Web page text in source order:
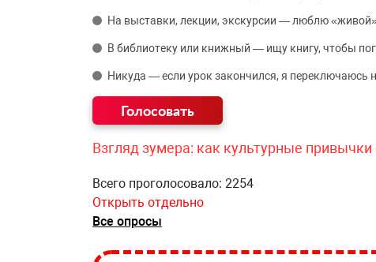
На выставки, лекции, экскурсии — люблю
В библиотеку или книжный — ищу книгу, чтобы
Никуда — если урок закончился, я переключаюсь
Взгляд зумера: как культурные
Всего проголосовало: 2254
Открыть отдельно
Все опросы